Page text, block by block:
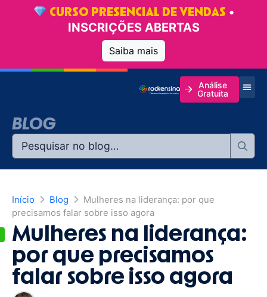
CURSO PRESENCIAL DE VENDAS •
INSCRIÇÕES ABERTAS
Saiba mais
Análise
Gratuita
BLOG
Início Blog
Mulheres na liderança: por que
precisamos falar sobre isso agora
Mulheres na liderança:
por que precisamos
falar sobre isso agora